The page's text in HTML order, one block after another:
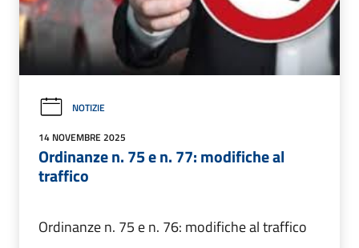
NOTIZIE
14 NOVEMBRE 2025
Ordinanze n. 75 e n. 77: modifiche al
traffico
Ordinanze n. 75 e n. 76: modifiche al traffico